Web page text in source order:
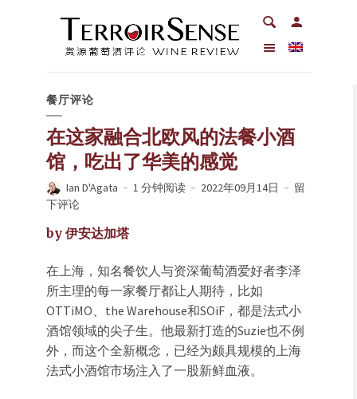
餐厅评论
在这家融合北欧风的法餐小酒
馆，吃出了华美的感觉
Ian D'Agata 1 分钟阅读 2022年09月14日
留
下评论
by 伊安达加塔
在上海，知名餐饮人与资深葡萄酒爱好者李泽
所主理的每一家餐厅都让人期待，比如
OTTiMO、the Warehouse和SOiF，都是法式小
酒馆领域的尖子生。他最新打造的Suzie也不例
外，而这个全新概念，已经为颇具规模的上海
法式小酒馆市场注入了一股新鲜血液。